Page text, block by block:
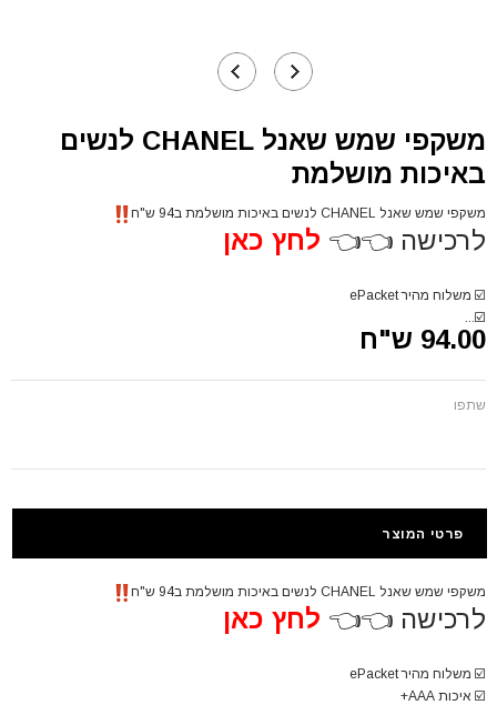
משקפי שמש שאנל CHANEL לנשים
באיכות מושלמת
משקפי שמש שאנל CHANEL לנשים באיכות מושלמת ב94 ש"ח
לרכישה 👈👈 לחץ כאן
☑️ משלוח מהיר ePacket
☑️...
94.00 ש"ח
שתפו
פרטי המוצר
משקפי שמש שאנל CHANEL לנשים באיכות מושלמת ב94 ש"ח
לרכישה 👈👈 לחץ כאן
☑️ משלוח מהיר ePacket
☑️ איכות AAA+